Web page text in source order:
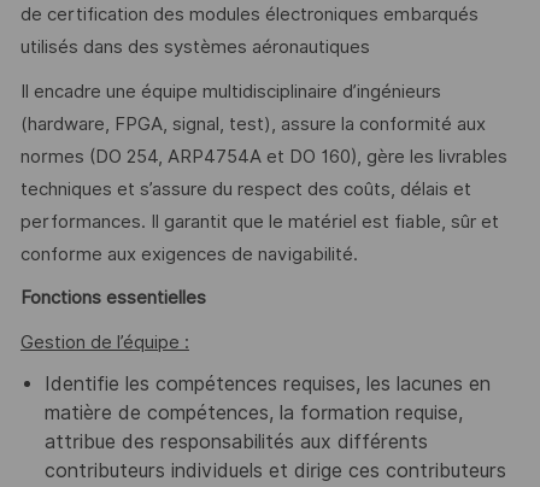
de certification des modules électroniques embarqués
utilisés dans des systèmes aéronautiques
Il encadre une équipe multidisciplinaire d’ingénieurs
(hardware, FPGA, signal, test), assure la conformité aux
normes (DO 254, ARP4754A et DO 160), gère les livrables
techniques et s’assure du respect des coûts, délais et
performances. Il garantit que le matériel est fiable, sûr et
conforme aux exigences de navigabilité.
Fonctions essentielles
Gestion de l’équipe :
Identifie les compétences requises, les lacunes en
matière de compétences, la formation requise,
attribue des responsabilités aux différents
contributeurs individuels et dirige ces contributeurs